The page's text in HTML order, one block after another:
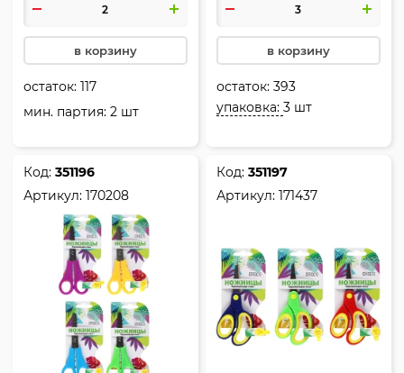
в корзину
остаток:117
мин. партия: 2 шт
КОКОС, 170207
в корзину
остаток:393
упаковка:3 шт
Код:351196
Артикул:170208
Код:351197
Артикул:171437